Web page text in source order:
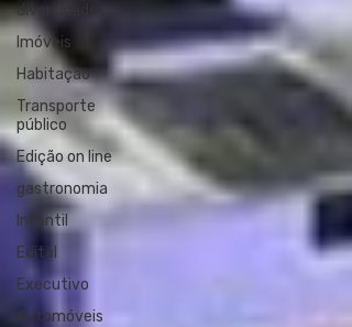
diversidade
Imóveis
Habitação
Transporte
público
Edição on line
gastronomia
Infantil
Edital
Executivo
Automóveis